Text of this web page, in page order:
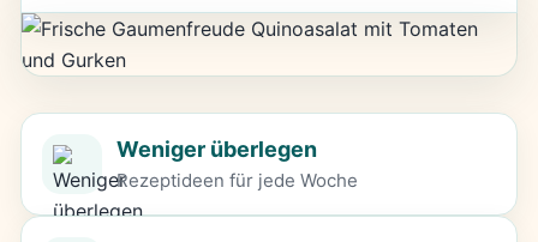
Weniger überlegen
Rezeptideen für jede Woche